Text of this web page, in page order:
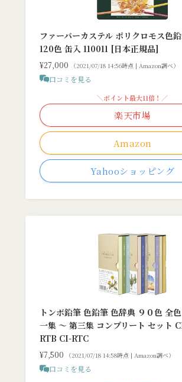
ファーバーカステル ポリクロモス色
120色 缶入 110011 [日本正規品]
¥27,000 （2021/07/18 14:56時点 | Amazon調べ）
口コミを見る
Amazon
＼ポイント最大11倍！／
楽天市場
Yahooショッピング
トンボ鉛筆 色鉛筆 色辞典 ９０色 全
一集 〜 第三集 コンプリート セット
RTB CI-RTC
¥7,500 （2021/07/18 14:58時点 | Amazon調べ）
口コミを見る